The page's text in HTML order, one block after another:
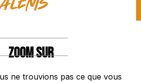
ZOOM SUR
ne trouvions pas ce que vous